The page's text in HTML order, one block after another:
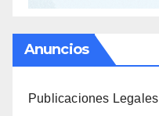
Anuncios
Publicaciones Legales